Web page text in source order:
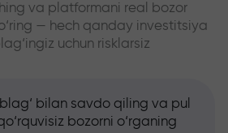
va platformani real bozor
— hech qanday investitsiya
uchun risklarsiz
bilan savdo qiling va pul
bozorni o‘rganing